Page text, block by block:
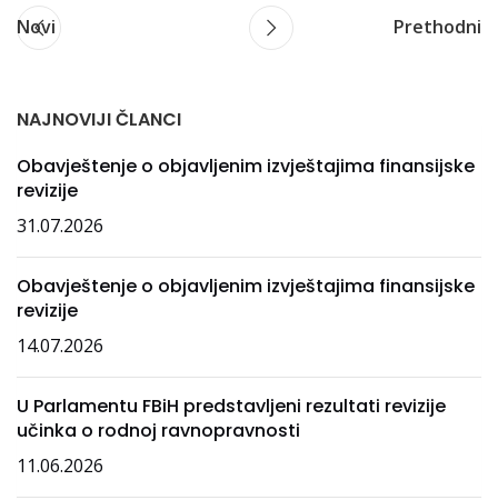
Novi Prethodni
NAJNOVIJI ČLANCI
Obavještenje o objavljenim izvještajima finansijske
revizije
31.07.2026
Obavještenje o objavljenim izvještajima finansijske
revizije
14.07.2026
U Parlamentu FBiH predstavljeni rezultati revizije
učinka o rodnoj ravnopravnosti
11.06.2026